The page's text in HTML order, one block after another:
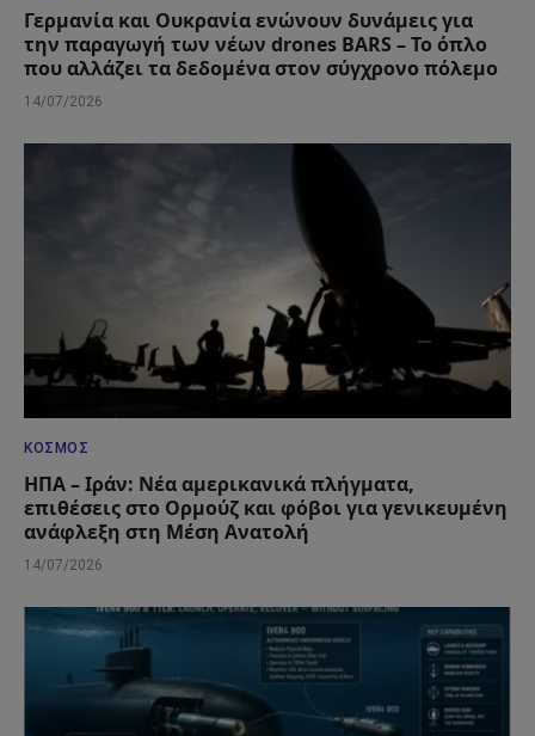
Γερμανία και Ουκρανία ενώνουν δυνάμεις για
την παραγωγή των νέων drones BARS – Το όπλο
που αλλάζει τα δεδομένα στον σύγχρονο πόλεμο
14/07/2026
ΚΌΣΜΟΣ
ΗΠΑ – Ιράν: Νέα αμερικανικά πλήγματα,
επιθέσεις στο Ορμούζ και φόβοι για γενικευμένη
ανάφλεξη στη Μέση Ανατολή
14/07/2026